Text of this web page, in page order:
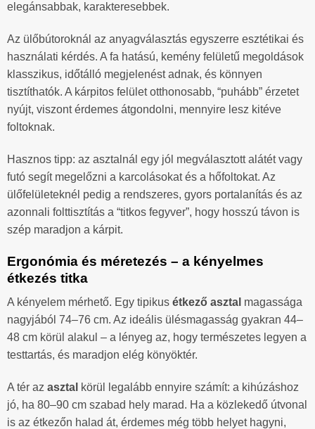
elegánsabbak, karakteresebbek.
Az ülőbútoroknál az anyagválasztás egyszerre esztétikai és
használati kérdés. A fa hatású, kemény felületű megoldások
klasszikus, időtálló megjelenést adnak, és könnyen
tisztíthatók. A kárpitos felület otthonosabb, “puhább” érzetet
nyújt, viszont érdemes átgondolni, mennyire lesz kitéve
foltoknak.
Hasznos tipp: az asztalnál egy jól megválasztott alátét vagy
futó segít megelőzni a karcolásokat és a hőfoltokat. Az
ülőfelületeknél pedig a rendszeres, gyors portalanítás és az
azonnali folttisztítás a “titkos fegyver”, hogy hosszú távon is
szép maradjon a kárpit.
Ergonómia és méretezés – a kényelmes
étkezés titka
A kényelem mérhető. Egy tipikus étkező asztal magassága
nagyjából 74–76 cm. Az ideális ülésmagasság gyakran 44–
48 cm körül alakul – a lényeg az, hogy természetes legyen a
testtartás, és maradjon elég könyöktér.
A tér az asztal körül legalább ennyire számít: a kihúzáshoz
jó, ha 80–90 cm szabad hely marad. Ha a közlekedő útvonal
is az étkezőn halad át, érdemes még több helyet hagyni,